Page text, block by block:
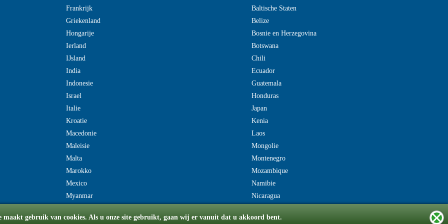
maakt gebruik van cookies. Als u onze site gebruikt, gaan wij er vanuit dat u akkoord bent.
Frankrijk
Griekenland
Hongarije
Ierland
IJsland
India
Indonesie
Israel
Italie
Kroatie
Macedonie
Maleisie
Malta
Marokko
Mexico
Myanmar
Baltische Staten
Belize
Bosnie en Herzegovina
Botswana
Chili
Ecuador
Guatemala
Honduras
Japan
Kenia
Laos
Mongolie
Montenegro
Mozambique
Namibie
Nicaragua
© Copyright 2008-2026 flydriverondreis.be